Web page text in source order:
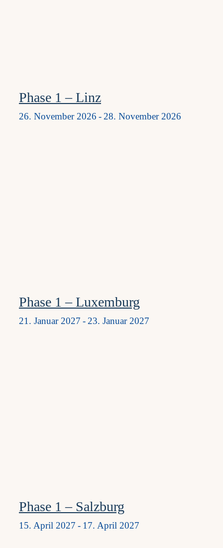
Phase 1 – Linz
26. November 2026 - 28. November 2026
Phase 1 – Luxemburg
21. Januar 2027 - 23. Januar 2027
Phase 1 – Salzburg
15. April 2027 - 17. April 2027